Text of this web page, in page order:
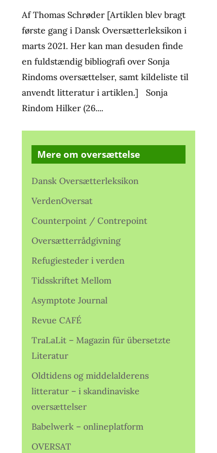
Af Thomas Schrøder [Artiklen blev bragt
første gang i Dansk Oversætterleksikon i
marts 2021. Her kan man desuden finde
en fuldstændig bibliografi over Sonja
Rindoms oversættelser, samt kildeliste til
anvendt litteratur i artiklen.] Sonja
Rindom Hilker (26....
Mere om oversættelse
Dansk Oversætterleksikon
VerdenOversat
Counterpoint / Contrepoint
Oversætterrådgivning
Refugiesteder i verden
Tidsskriftet Mellom
Asymptote Journal
Revue CAFÉ
TraLaLit – Magazin für übersetzte
Literatur
Oldtidens og middelalderens
litteratur – i skandinaviske
oversættelser
Babelwerk – onlineplatform
OVERSAT